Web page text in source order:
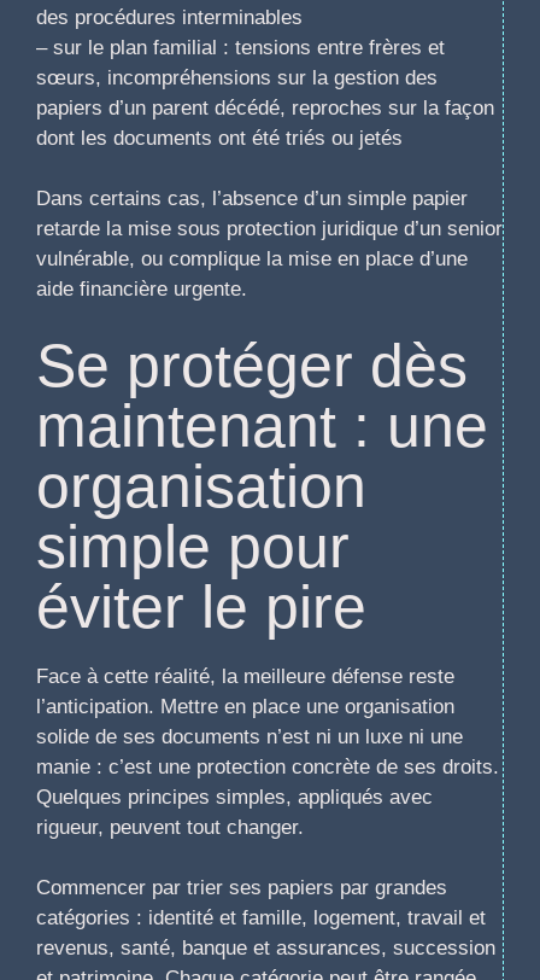
des procédures interminables
– sur le plan familial : tensions entre frères et
sœurs, incompréhensions sur la gestion des
papiers d’un parent décédé, reproches sur la façon
dont les documents ont été triés ou jetés
Dans certains cas, l’absence d’un simple papier
retarde la mise sous protection juridique d’un senior
vulnérable, ou complique la mise en place d’une
aide financière urgente.
Se protéger dès
maintenant : une
organisation
simple pour
éviter le pire
Face à cette réalité, la meilleure défense reste
l’anticipation. Mettre en place une organisation
solide de ses documents n’est ni un luxe ni une
manie : c’est une protection concrète de ses droits.
Quelques principes simples, appliqués avec
rigueur, peuvent tout changer.
Commencer par trier ses papiers par grandes
catégories : identité et famille, logement, travail et
revenus, santé, banque et assurances, succession